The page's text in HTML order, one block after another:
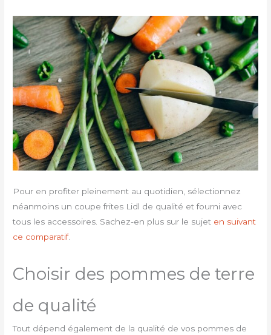
Pour en profiter pleinement au quotidien, sélectionnez
néanmoins un coupe frites Lidl de qualité et fourni avec
tous les accessoires. Sachez-en plus sur le sujet en suivant
ce comparatif.
Choisir des pommes de terre
de qualité
Tout dépend également de la qualité de vos pommes de